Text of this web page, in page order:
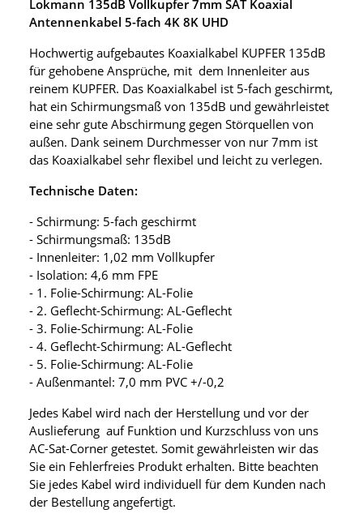
Lokmann 135dB Vollkupfer 7mm SAT Koaxial
Antennenkabel 5-fach 4K 8K UHD
Hochwertig aufgebautes Koaxialkabel KUPFER 135dB
für gehobene Ansprüche, mit dem Innenleiter aus
reinem KUPFER. Das Koaxialkabel ist 5-fach geschirmt,
hat ein Schirmungsmaß von 135dB und gewährleistet
eine sehr gute Abschirmung gegen Störquellen von
außen. Dank seinem Durchmesser von nur 7mm ist
das Koaxialkabel sehr flexibel und leicht zu verlegen.
Technische Daten:
- Schirmung: 5-fach geschirmt
- Schirmungsmaß: 135dB
- Innenleiter: 1,02 mm Vollkupfer
- Isolation: 4,6 mm FPE
- 1. Folie-Schirmung: AL-Folie
- 2. Geflecht-Schirmung: AL-Geflecht
- 3. Folie-Schirmung: AL-Folie
- 4. Geflecht-Schirmung: AL-Geflecht
- 5. Folie-Schirmung: AL-Folie
- Außenmantel: 7,0 mm PVC +/-0,2
Jedes Kabel wird nach der Herstellung und vor der
Auslieferung auf Funktion und Kurzschluss von uns
AC-Sat-Corner getestet. Somit gewährleisten wir das
Sie ein Fehlerfreies Produkt erhalten. Bitte beachten
Sie jedes Kabel wird individuell für dem Kunden nach
der Bestellung angefertigt.